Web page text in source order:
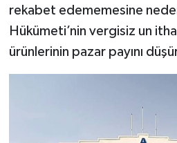
rekabet edememesine
Hükümeti’nin vergisiz un
ürünlerinin pazar payını